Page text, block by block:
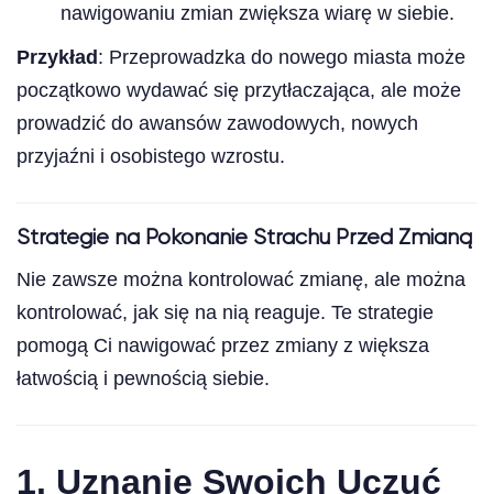
nawigowaniu zmian zwiększa wiarę w siebie.
Przykład: Przeprowadzka do nowego miasta może
początkowo wydawać się przytłaczająca, ale może
prowadzić do awansów zawodowych, nowych
przyjaźni i osobistego wzrostu.
Strategie na Pokonanie Strachu Przed Zmianą
Nie zawsze można kontrolować zmianę, ale można
kontrolować, jak się na nią reaguje. Te strategie
pomogą Ci nawigować przez zmiany z większa
łatwością i pewnością siebie.
1. Uznanie Swoich Uczuć